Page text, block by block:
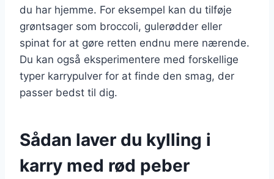
du har hjemme. For eksempel kan du tilføje
grøntsager som broccoli, gulerødder eller
spinat for at gøre retten endnu mere nærende.
Du kan også eksperimentere med forskellige
typer karrypulver for at finde den smag, der
passer bedst til dig.
Sådan laver du kylling i
karry med rød peber